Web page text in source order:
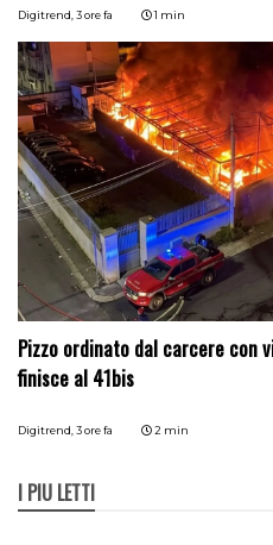
Digitrend, 3 ore fa 1 min
Pizzo ordinato dal carcere con
finisce al 41bis
Digitrend,3 ore fa 2 min
I PIÙ LETTI